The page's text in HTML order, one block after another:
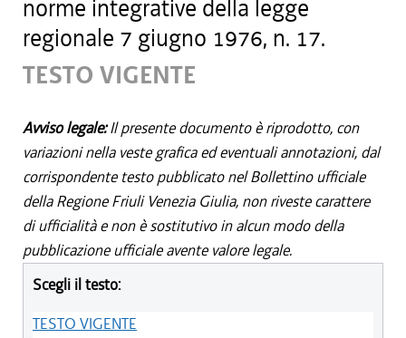
norme integrative della legge
regionale 7 giugno 1976, n. 17.
TESTO VIGENTE
Avviso legale:Il presente documento è riprodotto, con
variazioni nella veste grafica ed eventuali annotazioni, dal
corrispondente testo pubblicato nel Bollettino ufficiale
della Regione Friuli Venezia Giulia, non riveste carattere
di ufficialità e non è sostitutivo in alcun modo della
pubblicazione ufficiale avente valore legale.
Scegli il testo:
TESTO VIGENTE